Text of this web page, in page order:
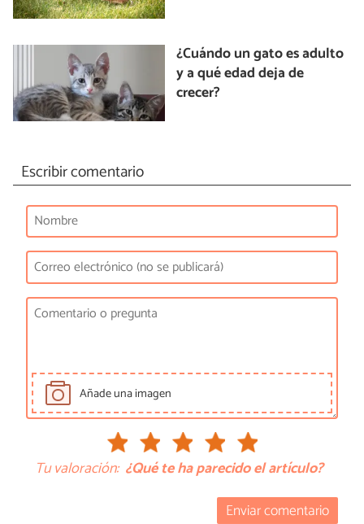
¿Cuándo un gato es adulto
y a qué edad deja de
crecer?
Escribir comentario
Añade una imagen
Tu valoración: ¿Qué te ha parecido el artículo?
Enviar comentario